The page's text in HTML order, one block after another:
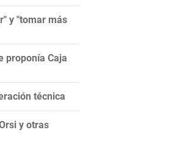
y "tomar más
proponía Caja
técnica
y otras